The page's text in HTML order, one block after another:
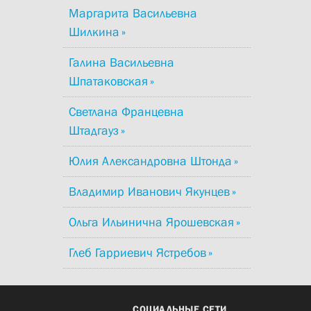
Маргарита Васильевна
Шилкина
Галина Васильевна
Шпатаковская
Светлана Францевна
Штадгауз
Юлия Александровна Штонда
Владимир Иванович Якунцев
Ольга Ильинична Ярошевская
Глеб Гарриевич Ястребов